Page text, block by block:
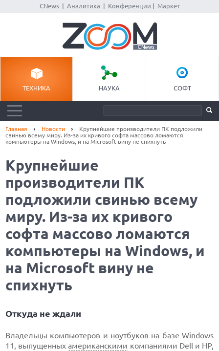
CNews| Аналитика Конференции Маркет
ТЕХНИКА НАУКА СОФТ
Главная Новости
Крупнейшие производители ПК подложили
свинью всему миру. Из-за их кривого софта массово ломаются
компьютеры на Windows, и на Microsoft вину не спихнуть
Крупнейшие
производители ПК
подложили свинью всему
миру. Из-за их кривого
софта массово ломаются
компьютеры на Windows, и
на Microsoft вину не
спихнуть
Откуда не ждали
Владельцы компьютеров и ноутбуков на базе Windows
11, выпущенныхамериканскими компаниями Dell и HP,